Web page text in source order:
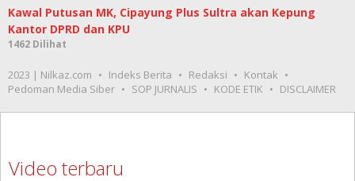
Kawal Putusan MK, Cipayung Plus Sultra akan Kepung
Kantor DPRD dan KPU
1462 Dilihat
2023 | Nilkaz.com Indeks Berita Redaksi
Kontak
Pedoman Media Siber
SOP JURNALIS KODE ETIK DISCLAIMER
Video terbaru